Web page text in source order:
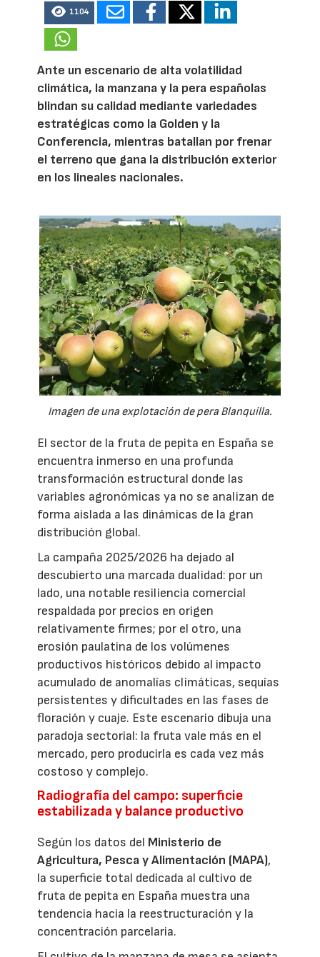
1104
Ante un escenario de alta volatilidad
climática, la manzana y la pera españolas
blindan su calidad mediante variedades
estratégicas como la Golden y la
Conferencia, mientras batallan por frenar
el terreno que gana la distribución exterior
en los lineales nacionales.
Imagen de una explotación de pera Blanquilla.
El sector de la fruta de pepita en España se
encuentra inmerso en una profunda
transformación estructural donde las
variables agronómicas ya no se analizan de
forma aislada a las dinámicas de la gran
distribución global.
La campaña 2025/2026 ha dejado al
descubierto una marcada dualidad: por un
lado, una notable resiliencia comercial
respaldada por precios en origen
relativamente firmes; por el otro, una
erosión paulatina de los volúmenes
productivos históricos debido al impacto
acumulado de anomalías climáticas, sequías
persistentes y dificultades en las fases de
floración y cuaje. Este escenario dibuja una
paradoja sectorial: la fruta vale más en el
mercado, pero producirla es cada vez más
costoso y complejo.
Radiografía del campo: superficie
estabilizada y balance productivo
Según los datos del Ministerio de
Agricultura, Pesca y Alimentación (MAPA),
la superficie total dedicada al cultivo de
fruta de pepita en España muestra una
tendencia hacia la reestructuración y la
concentración parcelaria.